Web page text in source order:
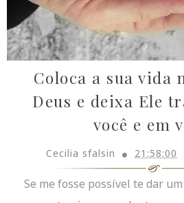
Coloca a sua vida
Deus e deixa Ele
você e em
Cecilia sfalsin 21:58:00
Se me fosse possível te dar